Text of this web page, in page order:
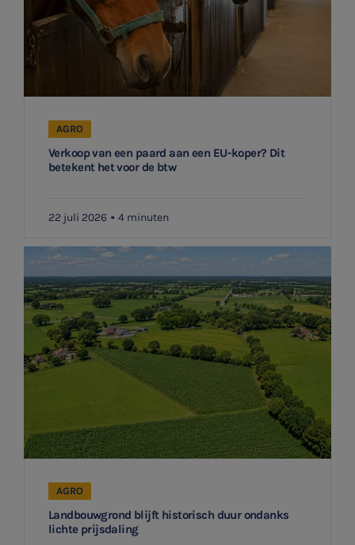
Verkoop van een paard aan een EU-koper? Dit
betekent het voor de btw
AGRO
22 juli 2026 4 minuten
Landbouwgrond blijft historisch duur ondanks
lichte prijsdaling
AGRO